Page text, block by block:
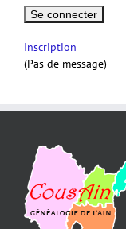
Inscription
(Pas de message)